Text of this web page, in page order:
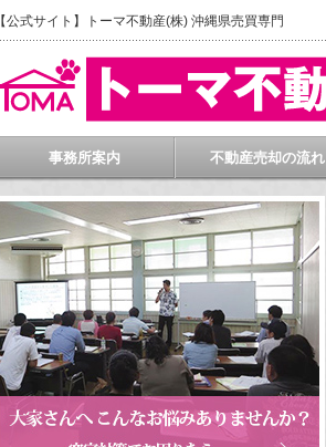
【公式サイト】トーマ不動産(株) 沖縄県売買専門
事務所案内 不動産売却の流れ